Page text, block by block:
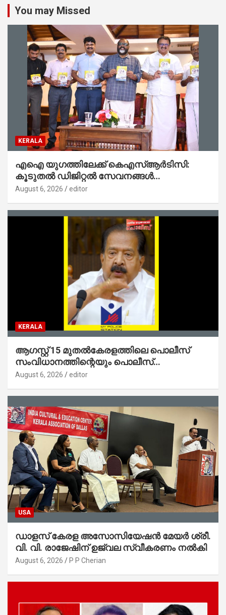
You may Missed
KERALA
എഐ യുഗത്തിലേക്ക് കെഎസ്ആർടിസി:
കൂടുതൽ ഡിജിറ്റൽ സേവനങ്ങൾ
ജനങ്ങളിലേക്കെത്തിക്കും – മന്ത്രി സി പി
August 6, 2026 editor
KERALA
ആഗസ്റ്റ് 15 മുതല്‍കേരളത്തിലെ പൊലീസ്
സംവിധാനത്തിന്റെയും പൊലീസ്
സ്റ്റേഷനുകളുടെയും മുഖഛായ മാറുകയാണ് :
August 6, 2026 editor
USA
ഡാളസ് കേരള അസോസിയേഷൻ മേയർ ശ്രീ.
വി. വി. രാജേഷിന് ഉജ്വല സ്വീകരണം നൽകി
August 6, 2026 P P Cherian